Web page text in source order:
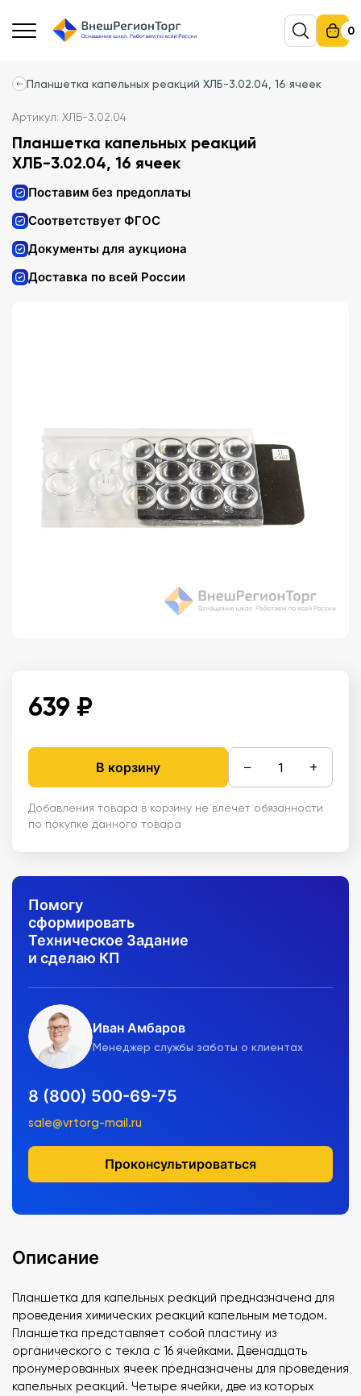
0
Планшетка капельных реакций ХЛБ-3.02.04, 16 ячеек
Артикул: ХЛБ-3.02.04
Планшетка капельных реакций
ХЛБ-3.02.04, 16 ячеек
Поставим без предоплаты
Соответствует ФГОС
Документы для аукциона
Доставка по всей России
639 ₽
В корзину − +
Добавления товара в корзину не влечет обязанности
по покупке данного товара
Помогу
сформировать
Техническое Задание
и сделаю КП
Иван Амбаров
Менеджер службы заботы о клиентах
8 (800) 500-69-75
sale@vrtorg-mail.ru
Проконсультироваться
Описание
Планшетка для капельных реакций предназначена для
проведения химических реакций капельным методом.
Планшетка представляет собой пластину из
органического с текла с 16 ячейками. Двенадцать
пронумерованных ячеек предназначены для проведения
капельных реакций. Четыре ячейки, две из которых